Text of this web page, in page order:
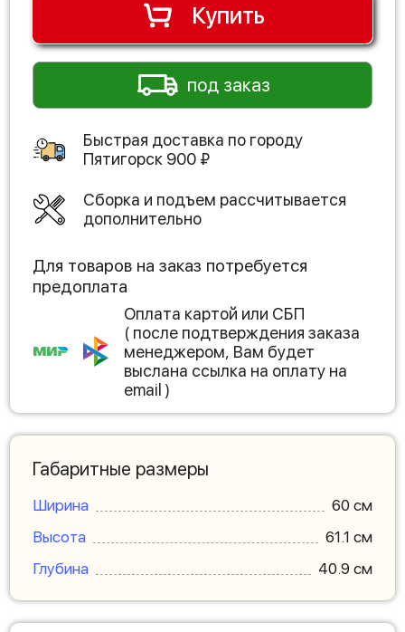
Купить
под заказ
Быстрая доставка по городу
Пятигорск 900 ₽
Сборка и подъем рассчитывается
дополнительно
Для товаров на заказ потребуется
предоплата
Оплата картой или СБП
( после подтверждения заказа
менеджером, Вам будет
выслана ссылка на оплату на
email )
Габаритные размеры
Ширина
60 см
Высота
61.1 см
Глубина
40.9 см